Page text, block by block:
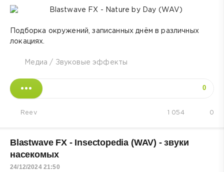
Подборка окружений, записанных днём в различных
локациях.
Медиа / Звуковые эффекты
0
Reev 0
1 054
Blastwave FX - Insectopedia (WAV) - звуки
насекомых
24/12/2024 21:50